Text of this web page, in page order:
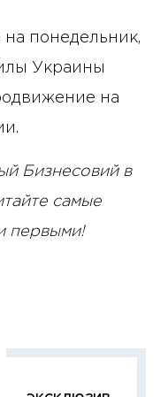
понедельник,
Украины
на
Бизнесовий в
самые
первыми!